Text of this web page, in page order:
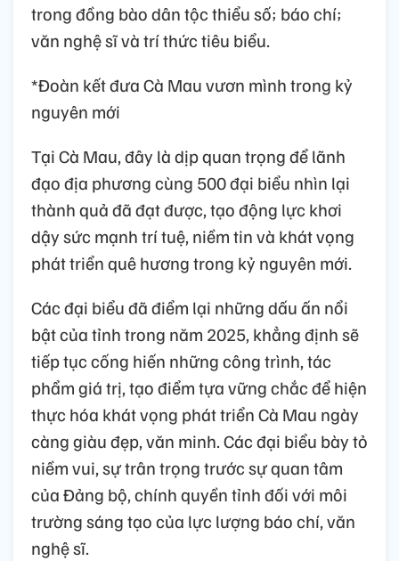
trong đồng bào dân tộc thiểu số; báo chí;
văn nghệ sĩ và trí thức tiêu biểu.
*Đoàn kết đưa Cà Mau vươn mình trong kỷ
nguyên mới
Tại Cà Mau, đây là dịp quan trọng để lãnh
đạo địa phương cùng 500 đại biểu nhìn lại
thành quả đã đạt được, tạo động lực khơi
dậy sức mạnh trí tuệ, niềm tin và khát vọng
phát triển quê hương trong kỷ nguyên mới.
Các đại biểu đã điểm lại những dấu ấn nổi
bật của tỉnh trong năm 2025, khẳng định sẽ
tiếp tục cống hiến những công trình, tác
phẩm giá trị, tạo điểm tựa vững chắc để hiện
thực hóa khát vọng phát triển Cà Mau ngày
càng giàu đẹp, văn minh. Các đại biểu bày tỏ
niềm vui, sự trân trọng trước sự quan tâm
của Đảng bộ, chính quyền tỉnh đối với môi
trường sáng tạo của lực lượng báo chí, văn
nghệ sĩ.